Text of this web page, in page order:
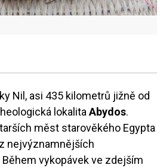
Nil, asi 435 kilometrů jižně od
lokalita Abydos.
měst starověkého Egypta
nejvýznamnějších
vykopávek ve zdejším